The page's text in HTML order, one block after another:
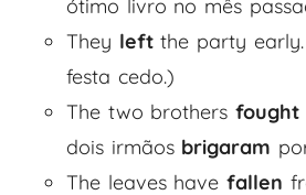
ótimo livro no mês
They leftthe party
festa cedo.)
The two brothersfought
dois irmãos brigaram
The leaves havefallen